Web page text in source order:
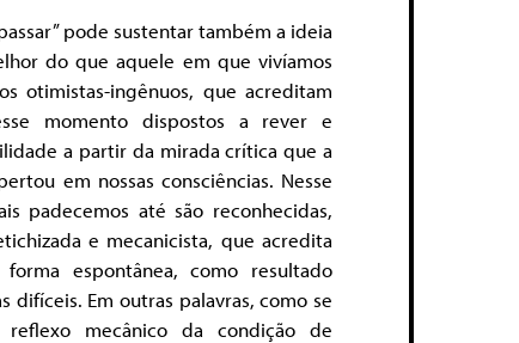
pode sustentar também a ideia
do que aquele em que vivíamos
otimistas-ingênuos, que acreditam
momento dispostos a rever e
a partir da mirada crítica que a
em nossas consciências. Nesse
padecemos até são reconhecidas,
e mecanicista, que acredita
espontânea, como resultado
Em outras palavras, como se
reflexo mecânico da condição de